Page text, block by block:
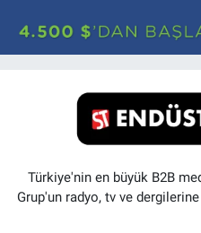
Türkiye'nin en büyük B2B
Grup'un radyo, tv ve